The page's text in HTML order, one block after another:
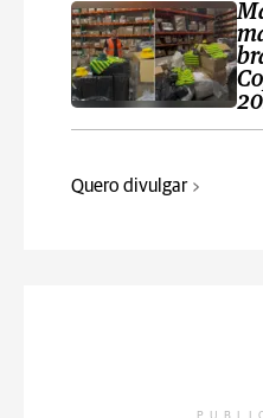
Quero divulgar